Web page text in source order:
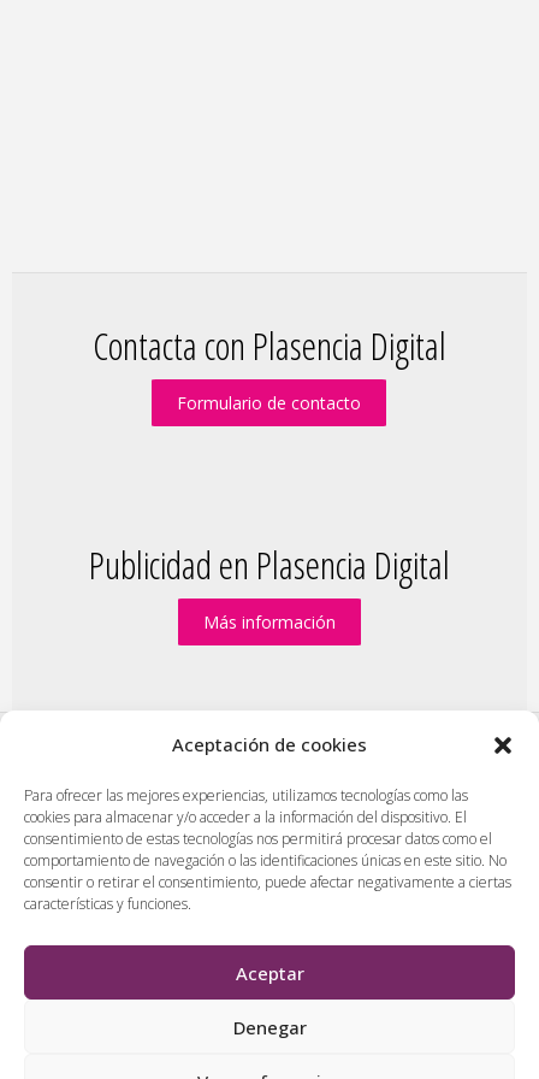
Aceptación de cookies
Para ofrecer las mejores experiencias, utilizamos tecnologías como las
cookies para almacenar y/o acceder a la información del dispositivo. El
consentimiento de estas tecnologías nos permitirá procesar datos como el
comportamiento de navegación o las identificaciones únicas en este sitio. No
consentir o retirar el consentimiento, puede afectar negativamente a ciertas
características y funciones.
Aceptar
Denegar
Contacta con Plasencia Digital
Formulario de contacto
Publicidad en Plasencia Digital
Más información
PlasenciaDigital.com | Formulario de contacto
Publicidad en Plasencia Digital
|
Política de cookies (UE)
| Protección de datos
Aviso legal
| Diseño web en Plasencia
por los administradores antes de ser publicado. No se aceptarán
personas, lugares o empresas.